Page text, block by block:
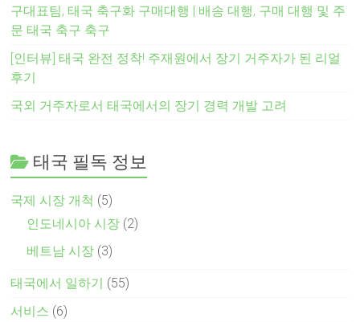
구대표팀, 태국 축구화 구매대행 | 배송 대행, 구매 대행 및 주
문 태국 축구 축구
[인터뷰] 태국 완전 정착! 주재원에서 장기 거주자가 된 리얼
후기
국외 거주자로서 태국에서의 장기 경력 개발 고려
태국 필독 정보
국제 시장 개척 (5)
인도네시아 시장 (2)
베트남 시장 (3)
태국에서 일하기 (55)
서비스 (6)